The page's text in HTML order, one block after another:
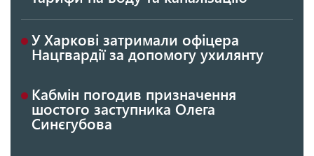
У Харкові затримали офіцера
Нацгвардії за допомогу ухилянту
Кабмін погодив призначення
шостого заступника Олега
Синєгубова